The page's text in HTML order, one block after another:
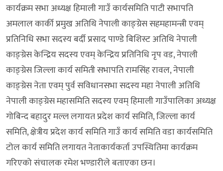
कार्यक्रम सभा अध्यक्ष हिमाली गाउँ कार्यसमिति पाटी सभापति
अमलाल कार्की प्रमुख अतिथि नेपाली काङ्ग्रेस सहमहामन्त्री एवम्
प्रतिनिधि सभा सदस्य बर्दी प्रसाद पाण्डे बिशिस्ट अतिथि नेपाली
काङ्ग्रेस केन्द्रिय सदस्य एवम् केन्द्रिय प्रतिनिधि नृप वड, नेपाली
काङ्ग्रेस जिल्ला कार्य समिती सभापति रामसिंह रावल, नेपाली
काङ्ग्रेस नेता एवम् पुर्व सविधानसभा सदस्य महा नेपाली अतिथि
नेपाली काङ्ग्रेस महासमिति सदस्य एवम् हिमाली गाउँपालिका अध्यक्ष
गोबिन्द बहादुर मल्ल लगायत प्रदेश कार्य समिति, जिल्ला कार्य
समिति, क्षेत्रीय प्रदेश कार्य समिति गाउँ कार्य समिति वडा कार्यसमिति
टोल कार्य समिति लगायत नेताकार्यकर्ता उपस्थितिमा कार्यक्रम
गरिएको संचालक रमेश भण्डारीले बताएका छन।